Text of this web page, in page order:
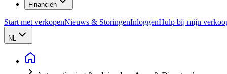
Financiën
Start met verkopenNieuws & StoringenInloggenHulp bij mijn
NL